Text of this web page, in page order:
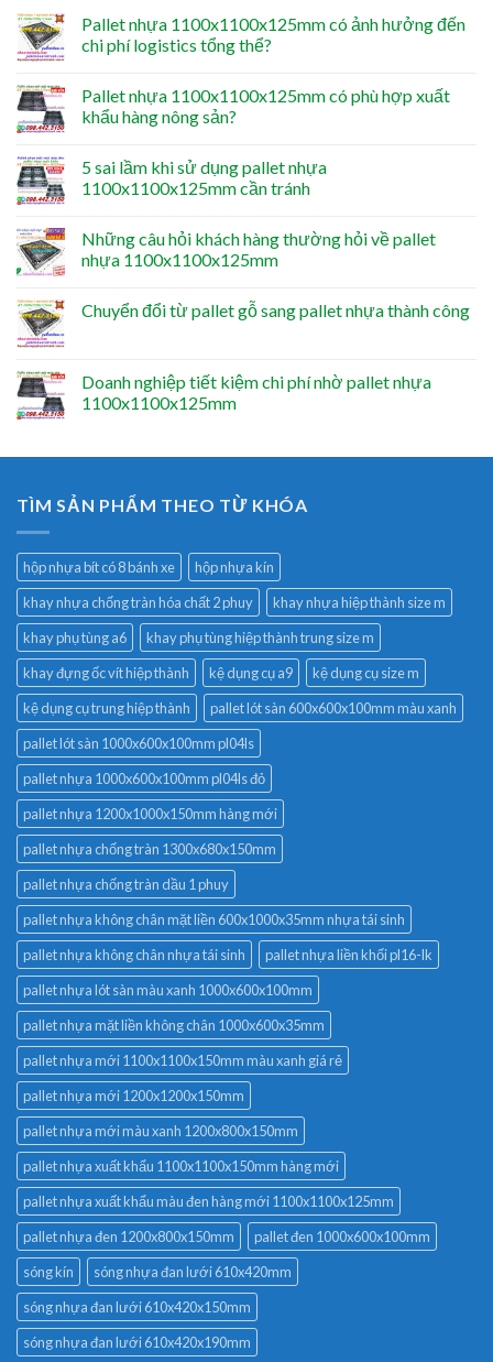
Pallet nhựa 1100x1100x125mm có ảnh hưởng đến
chi phí logistics tổng thể?
Pallet nhựa 1100x1100x125mm có phù hợp xuất
khẩu hàng nông sản?
5 sai lầm khi sử dụng pallet nhựa
1100x1100x125mm cần tránh
Những câu hỏi khách hàng thường hỏi về pallet
nhựa 1100x1100x125mm
Chuyển đổi từ pallet gỗ sang pallet nhựa thành công
Doanh nghiệp tiết kiệm chi phí nhờ pallet nhựa
1100x1100x125mm
TÌM SẢN PHẨM THEO TỪ KHÓA
hộp nhựa bít có 8 bánh xe
hộp nhựa kín
khay nhựa chống tràn hóa chất 2 phuy
khay nhựa hiệp thành size m
khay phụ tùng a6
khay phụ tùng hiệp thành trung size m
khay đựng ốc vít hiệp thành
kệ dụng cụ a9
kệ dụng cụ size m
kệ dụng cụ trung hiệp thành
pallet lót sàn 600x600x100mm màu xanh
pallet lót sàn 1000x600x100mm pl04ls
pallet nhựa 1000x600x100mm pl04ls đỏ
pallet nhựa 1200x1000x150mm hàng mới
pallet nhựa chống tràn 1300x680x150mm
pallet nhựa chống tràn dầu 1 phuy
pallet nhựa không chân mặt liền 600x1000x35mm nhựa tái sinh
pallet nhựa không chân nhựa tái sinh
pallet nhựa liền khối pl16-lk
pallet nhựa lót sàn màu xanh 1000x600x100mm
pallet nhựa mặt liền không chân 1000x600x35mm
pallet nhựa mới 1100x1100x150mm màu xanh giá rẻ
pallet nhựa mới 1200x1200x150mm
pallet nhựa mới màu xanh 1200x800x150mm
pallet nhựa xuất khẩu 1100x1100x150mm hàng mới
pallet nhựa xuất khẩu màu đen hàng mới 1100x1100x125mm
pallet nhựa đen 1200x800x150mm
pallet đen 1000x600x100mm
sóng kín
sóng nhựa đan lưới 610x420mm
sóng nhựa đan lưới 610x420x150mm
sóng nhựa đan lưới 610x420x190mm